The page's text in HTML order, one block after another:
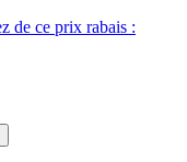
de ce prix rabais :